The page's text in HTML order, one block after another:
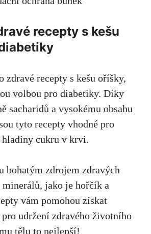
‌recepty s kešu
zdravé recepty s kešu ‍oříšky,
volbou pro diabetiky. Díky
sacharidů ⁤a vysokému ⁤obsahu
tyto recepty vhodné pro
cukru⁣ v krvi.
bohatým zdrojem ‌zdravých
jako⁤ je hořčík a
vám pomohou získat
udržení ⁢zdravého životního
tělu to nejlepší!